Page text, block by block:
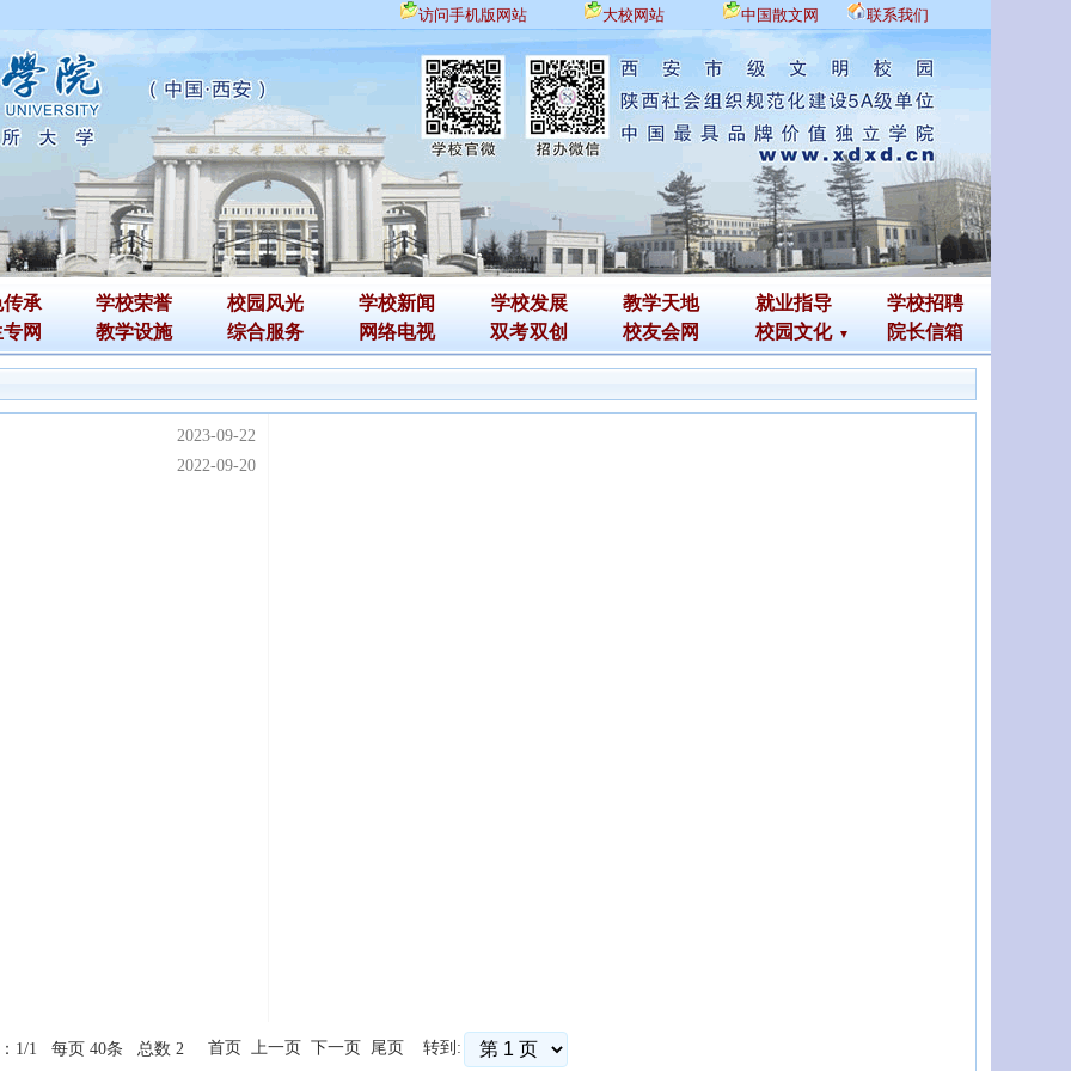
访问手机版网站 大校网站 中国散文网 联系我们
承 学校荣誉 校园风光 学校新闻 学校发展 教学天地 就业指导
学校招聘
网
教学设施 综合服务 网络电视 双考双创 校友会网 校园文化 院长信箱
2023-09-22
2022-09-20
1/1 每页 40条 总数 2 首页 上一页 下一页 尾页 转到: